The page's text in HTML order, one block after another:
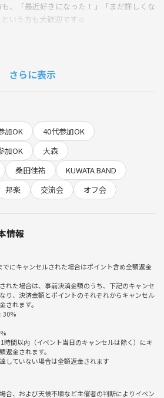
、「最近好きになった！」「まだ詳しくな
いう方も大歓迎です☺️
ルスターズ愛あふれる時間を一緒に過ごし
皆様から別途徴収いたします！現金とPay
ます！
ます✨(19:00~22:00)
た！終電などで途中退室もOKです！その際
さいませ！
みOKなので、お酒やジュース、お菓子やご
丈夫です🍻🍿
物などご用意します✌️
サークルにしたいので、以下の行為は禁止
ラ行為は禁止です
さらに表示
加OK
40代参加OK
加OK
大森
桑田佳祐
KUWATA BAND
邦楽 交流会 オフ会
情報
でにキャンセルされた場合はポイント含め全額返金
れた場合は、事前決済金額のうち、下記のキャンセ
り、決済金額とポイントのそれぞれからキャンセル
されます。
30%
時間以内（イベント当日のキャンセルは除く）にキ
返金されます。
していない場合は全額返金されます
合、および天候不順など主催者の判断によりイベン